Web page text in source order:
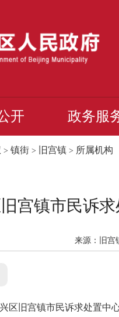
开 政务服
> 镇街 > 旧宫镇 > 所属机构
宫镇市民诉
来源：旧宫
旧宫镇市民诉求处置中心